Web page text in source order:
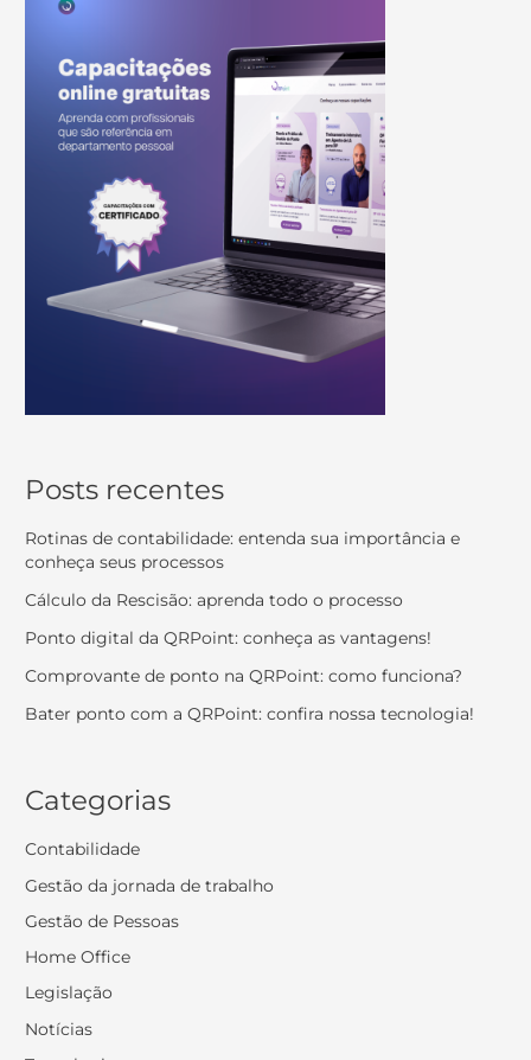
Posts recentes
Rotinas de contabilidade: entenda sua importância e
conheça seus processos
Cálculo da Rescisão: aprenda todo o processo
Ponto digital da QRPoint: conheça as vantagens!
Comprovante de ponto na QRPoint: como funciona?
Bater ponto com a QRPoint: confira nossa tecnologia!
Categorias
Contabilidade
Gestão da jornada de trabalho
Gestão de Pessoas
Home Office
Legislação
Notícias